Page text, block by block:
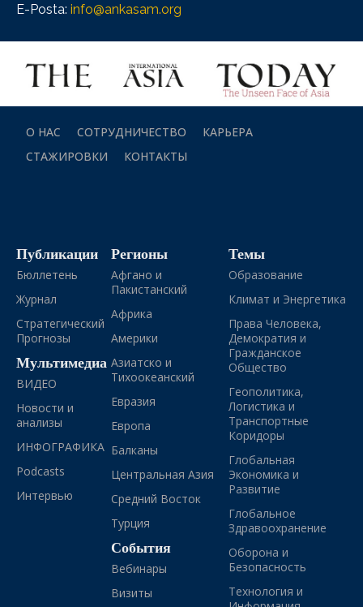
E-Posta: info@ankasam.org
О НАС СОТРУДНИЧЕСТВО
КАРЬЕРА
СТАЖИРОВКИ
КОНТАКТЫ
Публикации
Бюллетень
Журнал
Стратегический
Прогнозы
Мультимедиа
ВИДЕО
Новости и
анализы
ИНФОГРАФИКА
Podcasts
Интервью
Регионы
Афгано и
Пакистанский
Африка
Америки
Азиатско и
Тихоокеанский
Евразия
Европа
Балканы
Центральная Азия
Средний Восток
Турция
События
Вебинары
Визиты
Темы
Образование
Климат и Энергетика
Права Человека,
Демократия и
Гражданское
Общество
Геополитика,
Логистика и
Транспортные
Коридоры
Глобальная
Экономика и
Развитие
Глобальное
Здравоохранение
Оборона и
Безопасность
Технология и